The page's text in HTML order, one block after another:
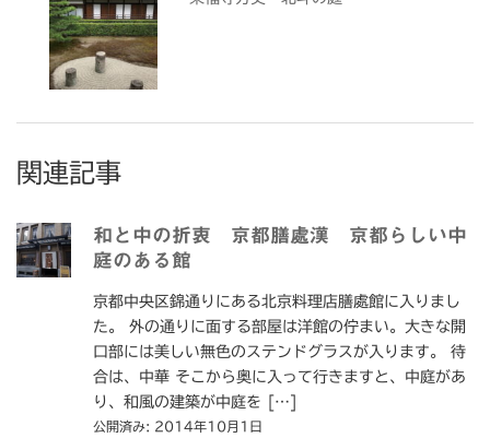
関連記事
和と中の折衷 京都膳處漢 京都らしい中
庭のある館
京都中央区錦通りにある北京料理店膳處館に入りまし
た。 外の通りに面する部屋は洋館の佇まい。大きな開
口部には美しい無色のステンドグラスが入ります。 待
合は、中華 そこから奥に入って行きますと、中庭があ
り、和風の建築が中庭を […]
公開済み: 2014年10月1日